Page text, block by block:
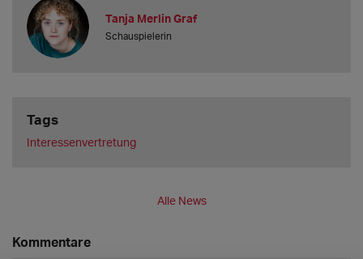
Tanja Merlin Graf
Schauspielerin
Tags
Interessenvertretung
Alle News
Kommentare